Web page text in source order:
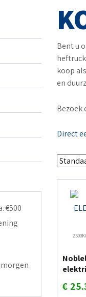
€500
Bent u
koop
en
Bezoek
Direct
€